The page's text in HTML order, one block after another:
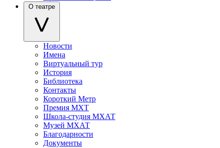
О театре
Новости
Имена
Виртуальный тур
История
Библиотека
Контакты
Короткий Метр
Премия МХТ
Школа-студия МХАТ
Музей МХАТ
Благодарности
Документы